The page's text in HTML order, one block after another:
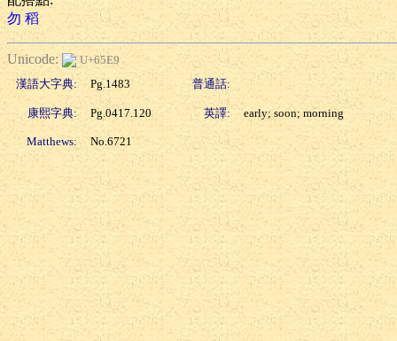
勿 稻
Unicode:
U+65E9
漢語大字典:
Pg.1483 普通話:
康熙字典: Pg.0417.120 英譯: early; soon; morning
Matthews: No.6721